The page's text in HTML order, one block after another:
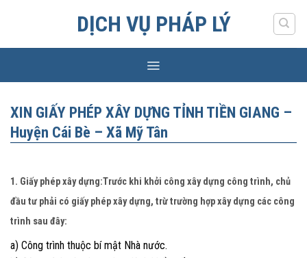
DỊCH VỤ PHÁP LÝ
XIN GIẤY PHÉP XÂY DỰNG TỈNH TIỀN GIANG –
Huyện Cái Bè – Xã Mỹ Tân
1. Giấy phép xây dựng:Trước khi khởi công xây dựng công trình, chủ
đầu tư phải có giấy phép xây dựng, trừ trường hợp xây dựng các công
trình sau đây:
a) Công trình thuộc bí mật Nhà nước.